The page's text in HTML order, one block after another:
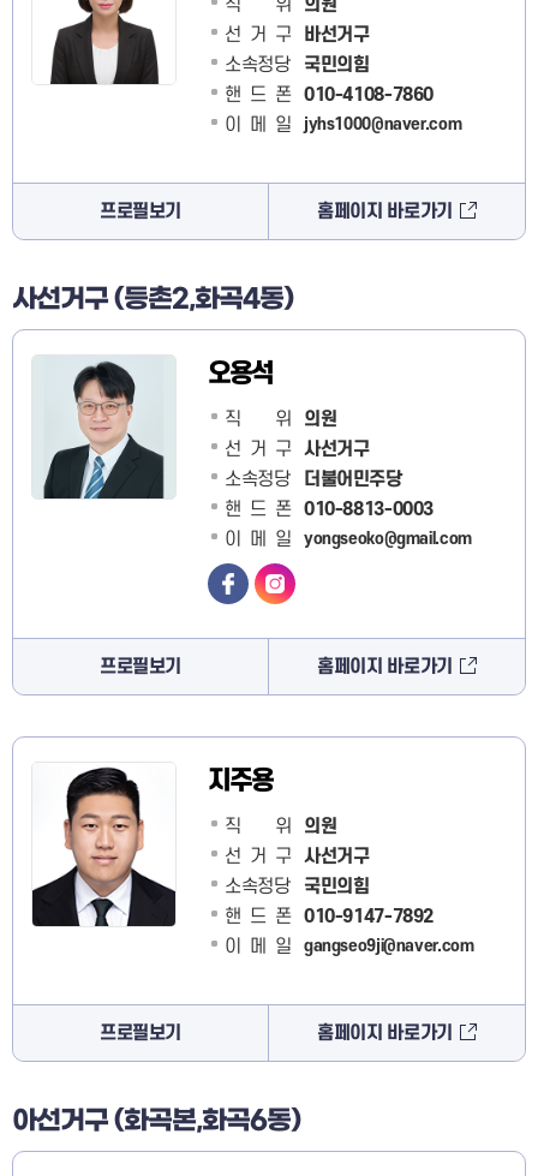
직 위의원
선거구
바선거구
소속정당
국민의힘
핸드폰 010-4108-7860
이메일
jyhs1000@naver.com
프로필보기 홈페이지 바로가기
사선거구 (등촌2,화곡4동)
오용석
직 위의원
선거구
사선거구
소속정당
더불어민주당
핸드폰 010-8813-0003
이메일
yongseoko@gmail.com
프로필보기 홈페이지 바로가기
지주용
직 위의원
선거구
사선거구
소속정당
국민의힘
핸드폰 010-9147-7892
이메일
gangseo9ji@naver.com
프로필보기 홈페이지 바로가기
아선거구 (화곡본,화곡6동)